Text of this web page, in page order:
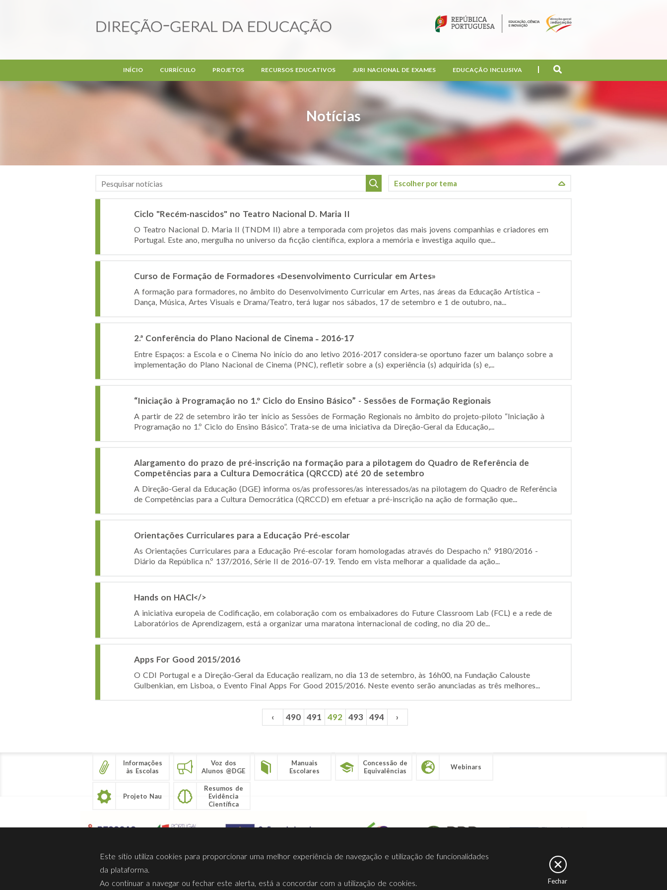
Notícias
INÍCIO CURRÍCULO PROJETOS RECURSOS EDUCATIVOS JURI NACIONAL DE EXAMES EDUCAÇÃO INCLUSIVA
Ciclo "Recém-nascidos" no Teatro Nacional D. Maria II
O Teatro Nacional D. Maria II (TNDM II) abre a temporada com projetos das mais jovens companhias e criadores em
Portugal. Este ano, mergulha no universo da ficção científica, explora a memória e investiga aquilo que...
Curso de Formação de Formadores «Desenvolvimento Curricular em Artes»
A formação para formadores, no âmbito do Desenvolvimento Curricular em Artes, nas áreas da Educação Artística –
Dança, Música, Artes Visuais e Drama/Teatro, terá lugar nos sábados, 17 de setembro e 1 de outubro, na...
2.ª Conferência do Plano Nacional de Cinema ˗ 2016-17
Entre Espaços: a Escola e o Cinema No início do ano letivo 2016-2017 considera-se oportuno fazer um balanço sobre a
implementação do Plano Nacional de Cinema (PNC), refletir sobre a (s) experiência (s) adquirida (s) e,...
“Iniciação à Programação no 1.º Ciclo do Ensino Básico” - Sessões de Formação Regionais
A partir de 22 de setembro irão ter início as Sessões de Formação Regionais no âmbito do projeto-piloto “Iniciação à
Programação no 1.º Ciclo do Ensino Básico”. Trata-se de uma iniciativa da Direção-Geral da Educação,...
Alargamento do prazo de pré-inscrição na formação para a pilotagem do Quadro de Referência de
Competências para a Cultura Democrática (QRCCD) até 20 de setembro
A Direção-Geral da Educação (DGE) informa os/as professores/as interessados/as na pilotagem do Quadro de Referência
de Competências para a Cultura Democrática (QRCCD) em efetuar a pré-inscrição na ação de formação que...
Orientações Curriculares para a Educação Pré-escolar
As Orientações Curriculares para a Educação Pré-escolar foram homologadas através do Despacho n.º 9180/2016 -
Diário da República n.º 137/2016, Série II de 2016-07-19. Tendo em vista melhorar a qualidade da ação...
Hands on HACl</>
A iniciativa europeia de Codificação, em colaboração com os embaixadores do Future Classroom Lab (FCL) e a rede de
Laboratórios de Aprendizagem, está a organizar uma maratona internacional de coding, no dia 20 de...
Apps For Good 2015/2016
O CDI Portugal e a Direção-Geral da Educação realizam, no dia 13 de setembro, às 16h00, na Fundação Calouste
Gulbenkian, em Lisboa, o Evento Final Apps For Good 2015/2016. Neste evento serão anunciadas as três melhores...
‹ 490 491 492 493 494 ›
Informações
às Escolas
Voz dos
Alunos @DGE
Manuais
Escolares
Concessão de
Equivalências
Webinars
Projeto Nau
Resumos de
Evidência
Científica
Sobre Nós Privacidade Termos Utilização Contactos Ligações Facebook
Este sítio utiliza cookies para proporcionar uma melhor experiência de navegação e utilização de funcionalidades
da plataforma.
Ao continuar a navegar ou fechar este alerta, está a concordar com a utilização de cookies.
Fechar